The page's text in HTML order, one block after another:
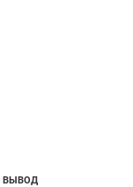
ВЫВОД